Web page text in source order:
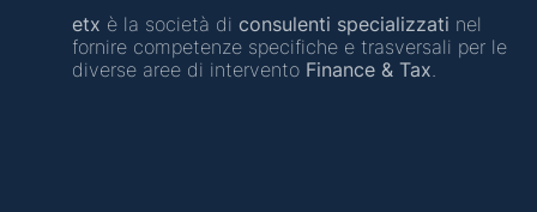
etx è la società di consulenti specializzati nel
fornire competenze specifiche e trasversali per le
diverse aree di intervento Finance & Tax